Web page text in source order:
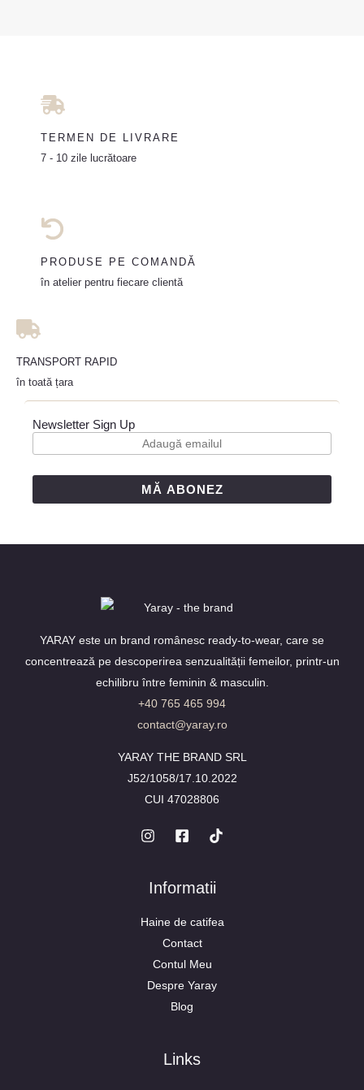
TERMEN DE LIVRARE
7 - 10 zile lucrătoare
PRODUSE PE COMANDĂ
în atelier pentru fiecare clientă
TRANSPORT RAPID
în toată țara
Newsletter Sign Up
MĂ ABONEZ
YARAY este un brand românesc ready-to-wear, care se
concentrează pe descoperirea senzualității femeilor, printr-un
echilibru între feminin & masculin.
+40 765 465 994
contact@yaray.ro
YARAY THE BRAND SRL
J52/1058/17.10.2022
CUI 47028806
Informatii
Haine de catifea
Contact
Contul Meu
Despre Yaray
Blog
Links